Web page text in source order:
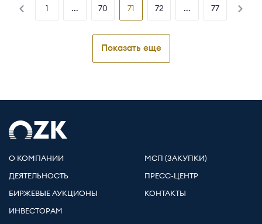
... 70 71 72 ... 77
Показать еще
О КОМПАНИИ
ДЕЯТЕЛЬНОСТЬ
БИРЖЕВЫЕ АУКЦИОНЫ
ИНВЕСТОРАМ
МСП (ЗАКУПКИ)
ПРЕСС-ЦЕНТР
КОНТАКТЫ